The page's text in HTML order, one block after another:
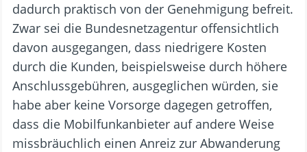
dadurch praktisch von der Genehmigung befreit.
Zwar sei die Bundesnetzagentur offensichtlich
davon ausgegangen, dass niedrigere Kosten
durch die Kunden, beispielsweise durch höhere
Anschlussgebühren, ausgeglichen würden, sie
habe aber keine Vorsorge dagegen getroffen,
dass die Mobilfunkanbieter auf andere Weise
missbräuchlich einen Anreiz zur Abwanderung